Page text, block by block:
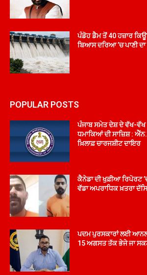
ਪੰਡੋਹ ਡੈਮ ਤੋਂ 40 ਹਜ਼ਾਰ
ਬਿਆਸ ਦਰਿਆ ’ਚ ਪਾਣੀ
POPULAR POSTS
ਪੰਜਾਬ ਸਮੇਤ ਦੇਸ਼ ਦੇ ਵੱਖ-
ਧਮਾਕਿਆਂ ਦੀ ਸਾਜ਼ਿਸ਼ :
ਖ਼ਿਲਾਫ਼ ਚਾਰਜਸ਼ੀਟ ਦਾਇਰ
ਕੈਨੇਡਾ ਦੀ ਖੁਫ਼ੀਆ ਰਿਪੋਰਟ
ਵੱਡਾ ਅਪਰਾਧਿਕ ਖ਼ਤਰਾ
ਪਦਮ ਪੁਰਸਕਾਰਾਂ ਲਈ
15 ਅਗਸਤ ਤੱਕ ਭੇਜੇ ਜਾ